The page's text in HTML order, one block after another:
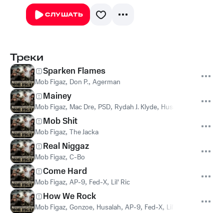
СЛУШАТЬ
Треки
Sparken Flames
Mob Figaz, Don P., Agerman
Mainey
Mob Figaz, Mac Dre, PSD, Rydah J. Klyde, Husalad
Mob Shit
Mob Figaz, The Jacka
Real Niggaz
Mob Figaz, C-Bo
Come Hard
Mob Figaz, AP-9, Fed-X, Lil' Ric
How We Rock
Mob Figaz, Gonzoe, Husalah, AP-9, Fed-X, Lil' Cyco